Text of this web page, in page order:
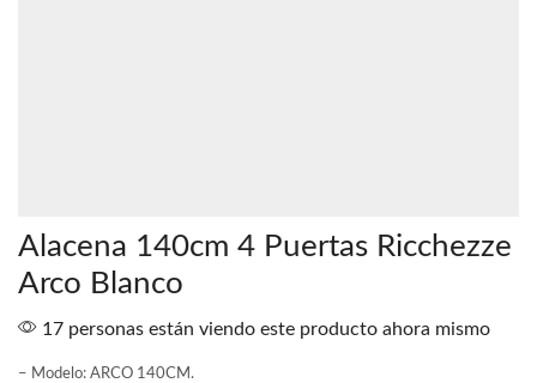
Alacena 140cm 4 Puertas Ricchezze
Arco Blanco
17 personas están viendo este producto ahora mismo
– Modelo: ARCO 140CM.